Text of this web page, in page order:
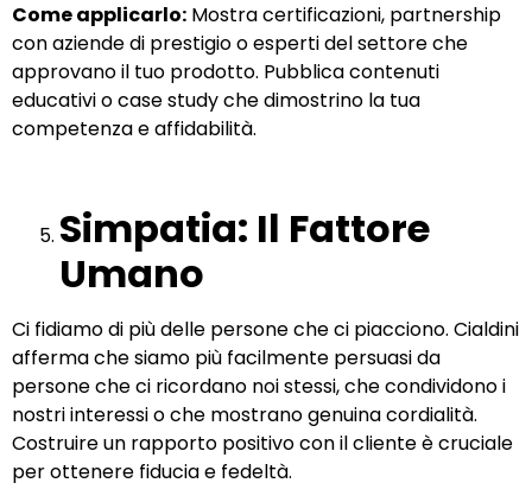
Come applicarlo: Mostra certificazioni, partnership
con aziende di prestigio o esperti del settore che
approvano il tuo prodotto. Pubblica contenuti
educativi o case study che dimostrino la tua
competenza e affidabilità.
Simpatia: Il Fattore
Umano
Ci fidiamo di più delle persone che ci piacciono. Cialdini
afferma che siamo più facilmente persuasi da
persone che ci ricordano noi stessi, che condividono i
nostri interessi o che mostrano genuina cordialità.
Costruire un rapporto positivo con il cliente è cruciale
per ottenere fiducia e fedeltà.